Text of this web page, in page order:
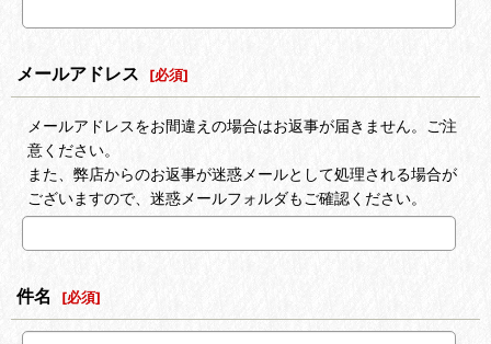
メールアドレス [必須]
メールアドレスをお間違えの場合はお返事が届きません。ご注
意ください。
また、弊店からのお返事が迷惑メールとして処理される場合が
ございますので、迷惑メールフォルダもご確認ください。
件名 [必須]